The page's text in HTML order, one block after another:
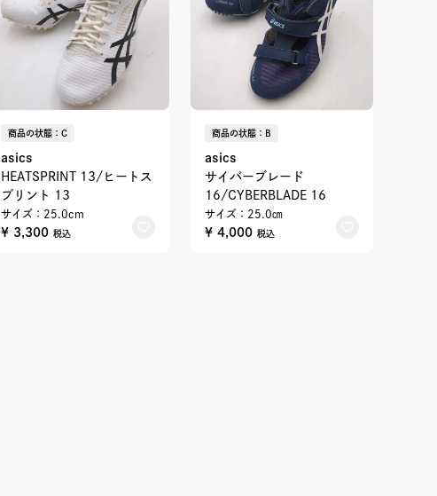
商品の状態：C
asics
HEATSPRINT 13/ヒートス
プリント 13
サイズ：25.0cm
¥ 3,300 税込
商品の状態：B
asics
サイバーブレード
16/CYBERBLADE 16
サイズ：25.0㎝
¥ 4,000 税込